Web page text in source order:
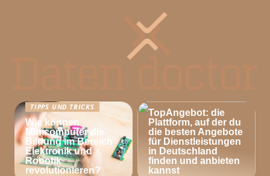
TIPPS UND TRICKS
Wie können
Minicomputer die
Bildung im Bereich
Elektronik und
Robotik
revolutionieren?
TopAngebot: die
Plattform, auf der du
die besten Angebote
für Dienstleistungen
in Deutschland
finden und anbieten
kannst